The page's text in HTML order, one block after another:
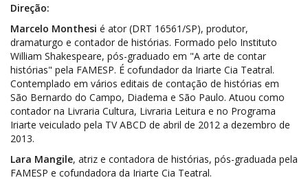
Direção:
Marcelo Monthesi é ator (DRT 16561/SP), produtor,
dramaturgo e contador de histórias. Formado pelo Instituto
William Shakespeare, pós-graduado em "A arte de contar
histórias" pela FAMESP. É cofundador da Iriarte Cia Teatral.
Contemplado em vários editais de contação de histórias em
São Bernardo do Campo, Diadema e São Paulo. Atuou como
contador na Livraria Cultura, Livraria Leitura e no Programa
Iriarte veiculado pela TV ABCD de abril de 2012 a dezembro de
2013.
Lara Mangile, atriz e contadora de histórias, pós-graduada pela
FAMESP e cofundadora da Iriarte Cia Teatral.